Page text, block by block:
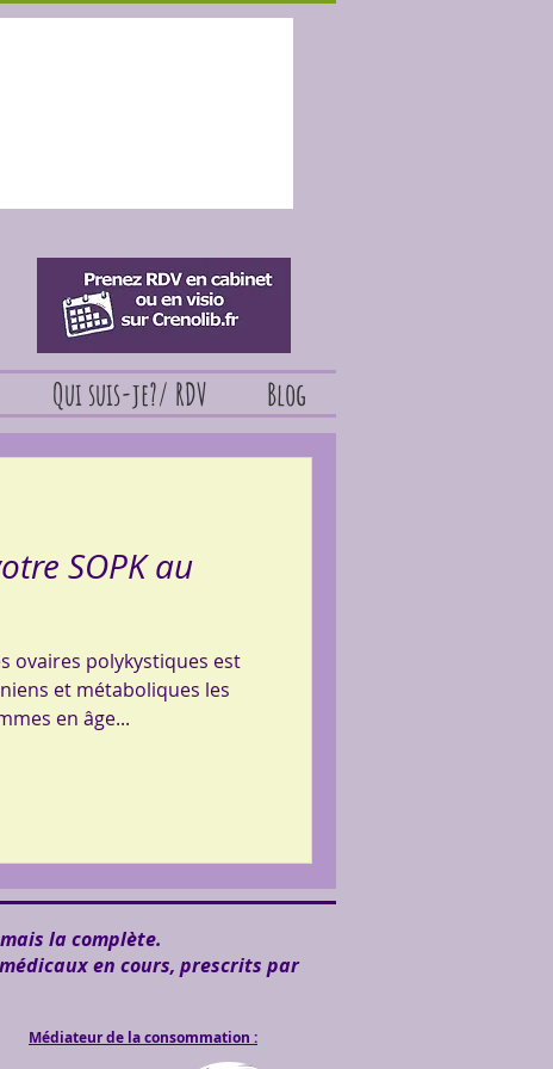
Qui suis-je?/ RDV Blog
SOPK au
ovaires polykystiques est
et métaboliques les
en âge...
la complète.
en cours, prescrits par
Médiateur de la consommation :